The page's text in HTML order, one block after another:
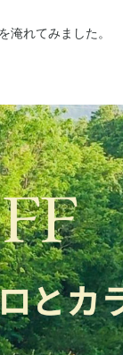
淹れてみました。